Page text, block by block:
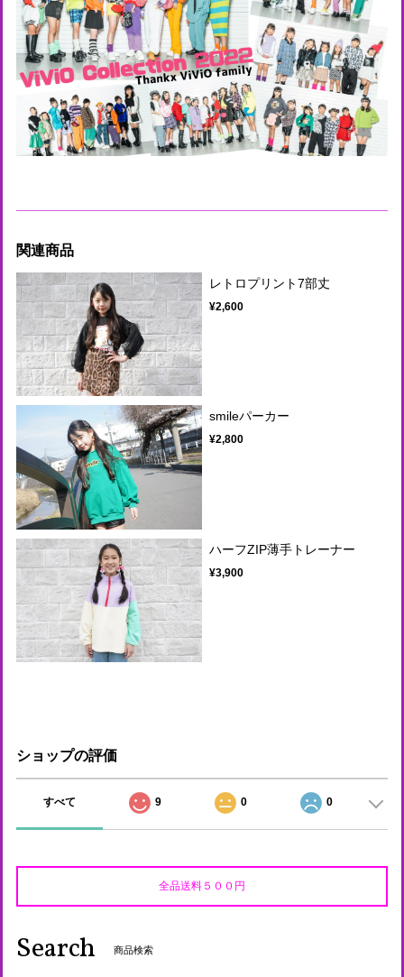
関連商品
レトロプリント7部丈
¥2,600
smileパーカー
¥2,800
ハーフZIP薄手トレーナー
¥3,900
ショップの評価
すべて 9 0 0
全品送料５００円
Search 商品検索